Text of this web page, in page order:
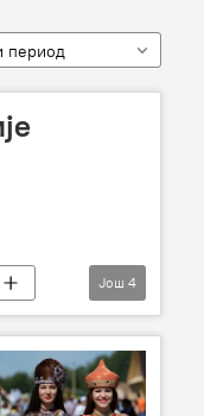
период
Још 4